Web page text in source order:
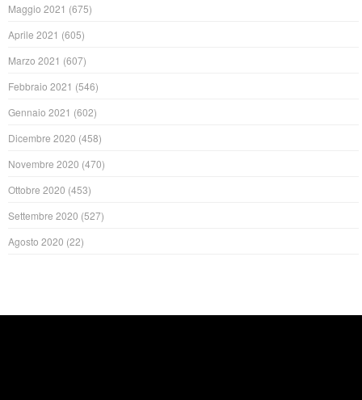
Maggio 2021 (675)
Aprile 2021 (605)
Marzo 2021 (607)
Febbraio 2021 (546)
Gennaio 2021 (602)
Dicembre 2020 (458)
Novembre 2020 (470)
Ottobre 2020 (453)
Settembre 2020 (527)
Agosto 2020 (22)